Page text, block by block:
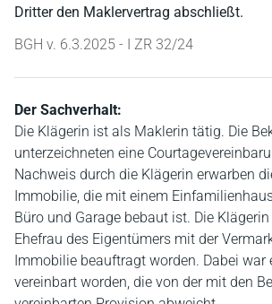
Dritter den Maklervertrag abschließt.
BGH v. 6.3.2025 - I ZR 32/24
Der Sachverhalt:
Die Klägerin ist als Maklerin tätig. Die
unterzeichneten eine
Nachweis durch die Klägerin erwarben
Immobilie, die mit einem
Büro und Garage bebaut ist. Die
Ehefrau des Eigentümers mit der
Immobilie beauftragt worden. Dabei war
vereinbart worden, die von der mit den